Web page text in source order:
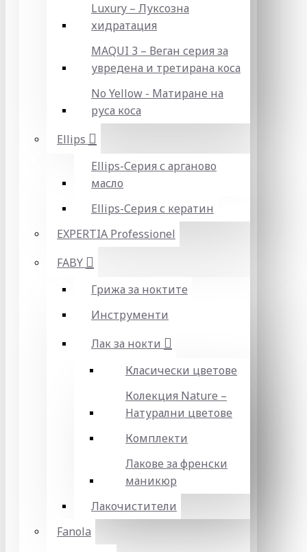
Luxury – Луксозна
хидратация
MAQUI 3 – Веган серия за
увредена и третирана коса
No Yellow - Матиране на
руса коса
Ellips
Ellips-Серия с арганово
масло
Ellips-Серия с кератин
EXPERTIA Professionel
FABY
Грижа за ноктите
Инструменти
Лак за нокти
Класически цветове
Колекция Nature –
Натурални цветове
Комплекти
Лакове за френски
маникюр
Лакочистители
Fanola